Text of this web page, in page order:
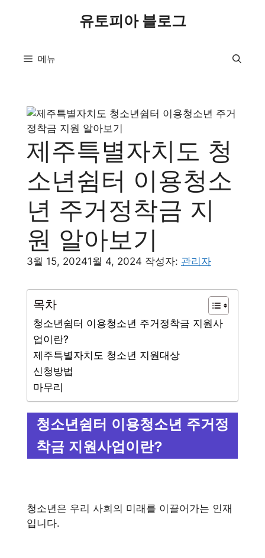
유토피아 블로그
메뉴
제주특별자치도 청
소년쉼터 이용청소
년 주거정착금 지
원 알아보기
3월 15, 20241월 4, 2024 작성자: 관리자
목차
청소년쉼터 이용청소년 주거정착금 지원사
업이란?
제주특별자치도 청소년 지원대상
신청방법
마무리
청소년쉼터 이용청소년 주거정
착금 지원사업이란?
청소년은 우리 사회의 미래를 이끌어가는 인재
입니다.